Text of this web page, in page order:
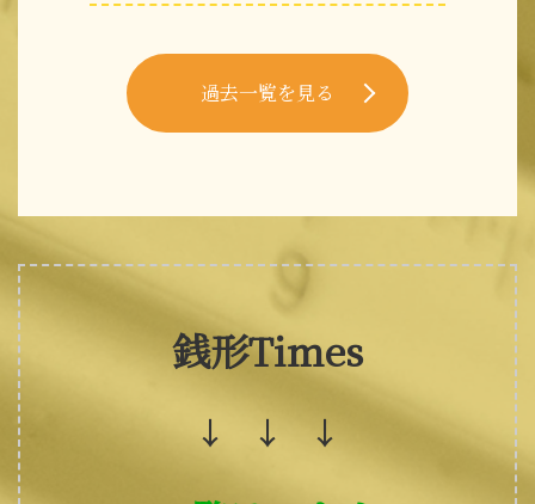
過去一覧を見る
銭形Times
↓ ↓ ↓